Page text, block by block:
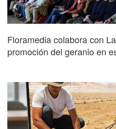
Floramedia colabora con
promoción del geranio en